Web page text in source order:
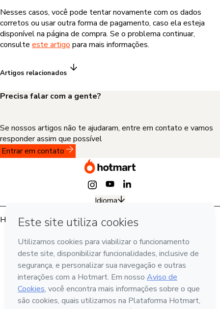
Nesses casos, você pode tentar novamente com os dados
corretos ou usar outra forma de pagamento, caso ela esteja
disponível na página de compra. Se o problema continuar,
consulte este artigo para mais informações.
Artigos relacionados
Precisa falar com a gente?
Se nossos artigos não te ajudaram, entre em contato e vamos
responder assim que possível
Entrar em contato
Idioma
Hotmart — 2011-2026 © Todos os direitos reservados